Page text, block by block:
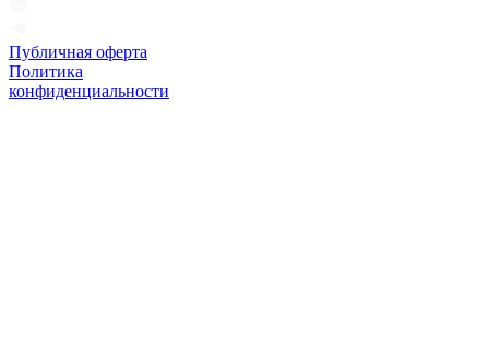
Публичная оферта
Политика
конфиденциальности